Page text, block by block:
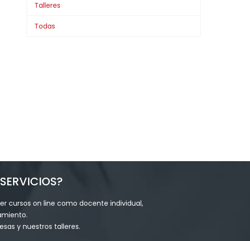
Talleres
Todas
cursos on line como docente individual,
y nuestros talleres.